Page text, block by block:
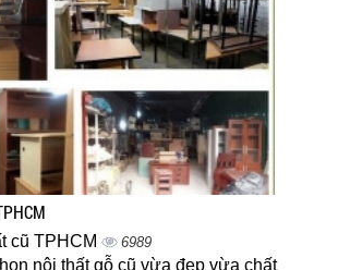
cũ TPHCM 6989
nội thất gỗ cũ vừa đẹp vừa chất